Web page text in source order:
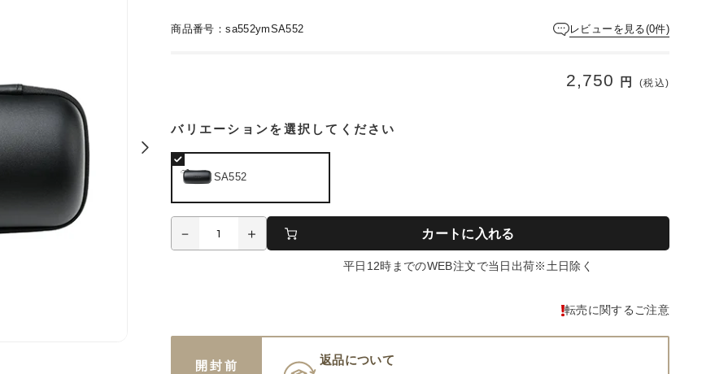
商品番号：sa552ymSA552 レビューを見る(0件)
2,750 円 (税込)
バリエーションを選択してください
SA552
カートに入れる
平日12時までのWEB注文で当日出荷※土日除く
転売に関するご注意
開封前 返品について